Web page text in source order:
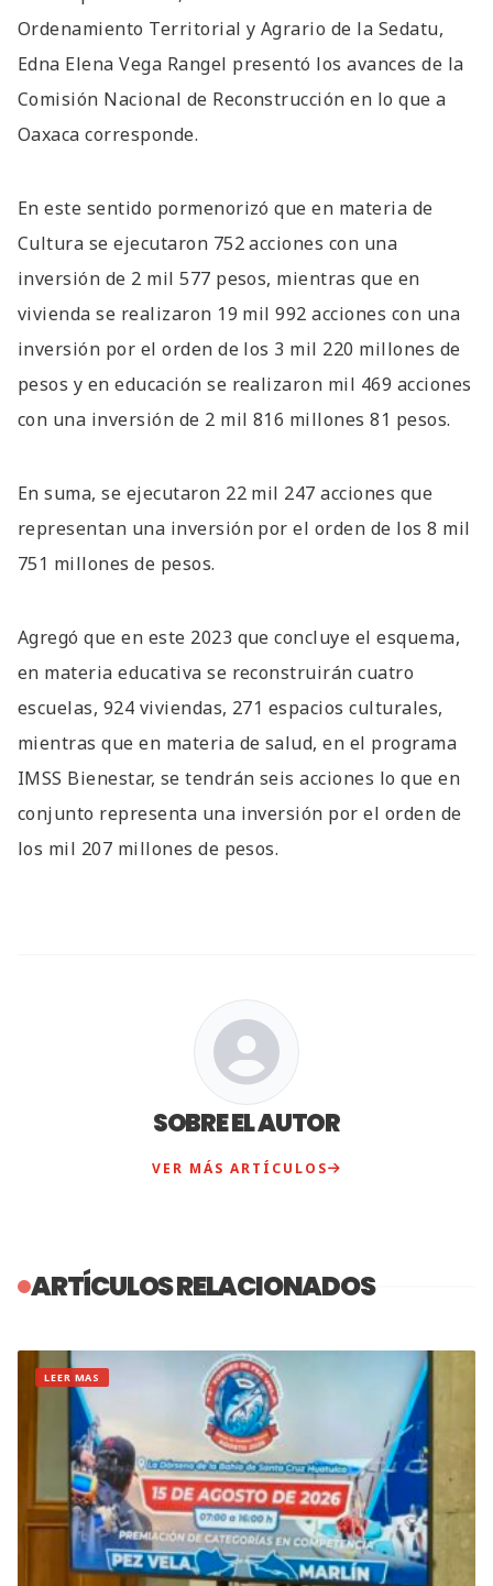
Ordenamiento Territorial y Agrario de la Sedatu,
Edna Elena Vega Rangel presentó los avances de la
Comisión Nacional de Reconstrucción en lo que a
Oaxaca corresponde.
En este sentido pormenorizó que en materia de
Cultura se ejecutaron 752 acciones con una
inversión de 2 mil 577 pesos, mientras que en
vivienda se realizaron 19 mil 992 acciones con una
inversión por el orden de los 3 mil 220 millones de
pesos y en educación se realizaron mil 469 acciones
con una inversión de 2 mil 816 millones 81 pesos.
En suma, se ejecutaron 22 mil 247 acciones que
representan una inversión por el orden de los 8 mil
751 millones de pesos.
Agregó que en este 2023 que concluye el esquema,
en materia educativa se reconstruirán cuatro
escuelas, 924 viviendas, 271 espacios culturales,
mientras que en materia de salud, en el programa
IMSS Bienestar, se tendrán seis acciones lo que en
conjunto representa una inversión por el orden de
los mil 207 millones de pesos.
SOBRE EL AUTOR
VER MÁS ARTÍCULOS
ARTÍCULOS RELACIONADOS
LEER MAS